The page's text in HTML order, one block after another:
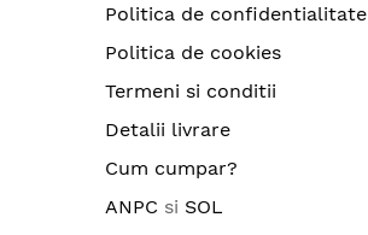
Politica de confidentialitate
Politica de cookies
Termeni si conditii
Detalii livrare
Cum cumpar?
ANPC si SOL